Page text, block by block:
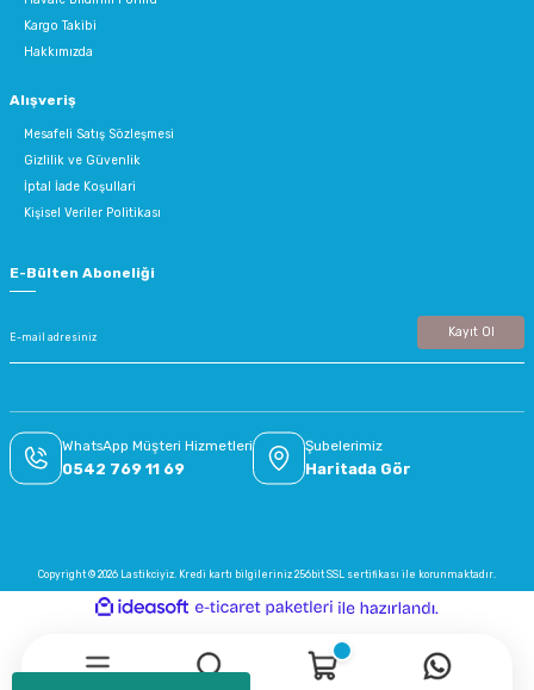
Kargo Takibi
Hakkımızda
Alışveriş
Mesafeli Satış Sözleşmesi
Gizlilik ve Güvenlik
İptal İade Koşullari
Kişisel Veriler Politikası
E-Bülten Aboneliği
Kayıt Ol
WhatsApp Müşteri Hizmetleri
0542 769 11 69
Şubelerimiz
Haritada Gör
Copyright © 2026 Lastikciyiz. Kredi kartı bilgileriniz 256bit SSL sertifikası ile korunmaktadır.
ideasoft
e-
paketleri